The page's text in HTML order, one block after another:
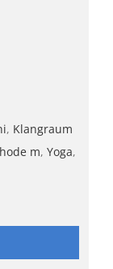
, Klangraum
m, Yoga,